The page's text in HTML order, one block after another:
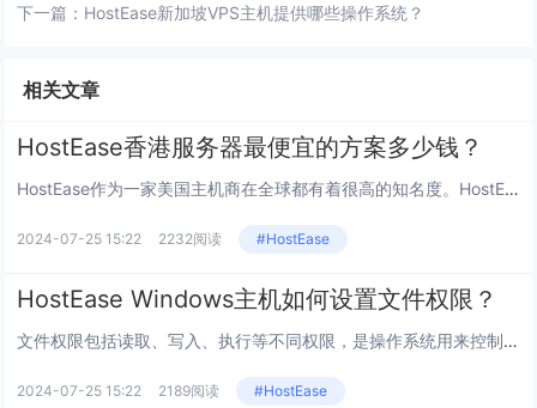
下一篇： HostEase新加坡VPS主机提供哪些操作系统？
相关文章
HostEase香港服务器最便宜的方案多少钱？
HostEase作为一家美国主机商在全球都有着很高的知名度。HostEase为用户提供多种机房的服务器、虚拟主机服务，其...
2024-07-25 15:22 2232阅读 #HostEase
HostEase Windows主机如何设置文件权限？
文件权限包括读取、写入、执行等不同权限，是操作系统用来控制用户对文件和目录访问的一种机制。在HostEase Windo...
2024-07-25 15:22 2189阅读 #HostEase